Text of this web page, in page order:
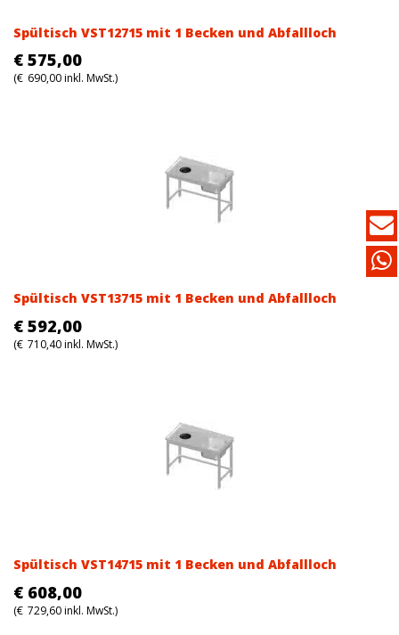
Spültisch VST12715 mit 1 Becken und Abfallloch
€ 575,00
(€ 690,00inkl. MwSt.)
Spültisch VST13715 mit 1 Becken und Abfallloch
€ 592,00
(€ 710,40inkl. MwSt.)
Spültisch VST14715 mit 1 Becken und Abfallloch
€ 608,00
(€ 729,60inkl. MwSt.)